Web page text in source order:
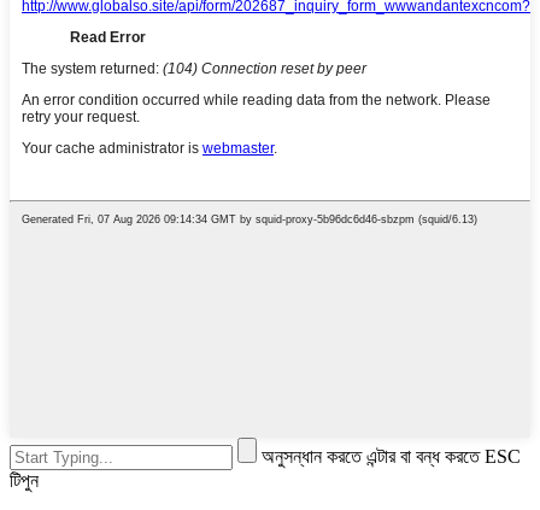
অনুসন্ধান করতে এন্টার বা বন্ধ করতে ESC
টিপুন